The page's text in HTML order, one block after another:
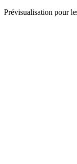
Prévisualisation pour